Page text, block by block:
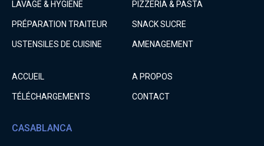
LAVAGE & HYGIENE PIZZERIA & PASTA
PRÉPARATION TRAITEUR SNACK SUCRE
USTENSILES DE CUISINE AMENAGEMENT
ACCUEIL A PROPOS
TÉLÉCHARGEMENTS CONTACT
CASABLANCA